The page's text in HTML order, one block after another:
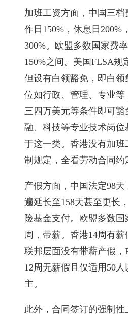
加班工资方面，中国三档
作日150%，休息日200%
300%。欧盟多数国家费率
150%之间。美国FLSA规
但设有白领豁免，即白领
位如行政、管理、专业等
三四万美元等条件即可豁
融、科技等专业技术岗位
于这一类。香港没有加班
制规定，全看劳动合同约
产假方面，中国法定98天
遍延长至158天甚至更长
险基金支付。欧盟多数国
周，带薪。香港14周有薪
联邦层面没有带薪产假，
12周无薪假且仅适用50人
主。
此外，合同签订的强制性